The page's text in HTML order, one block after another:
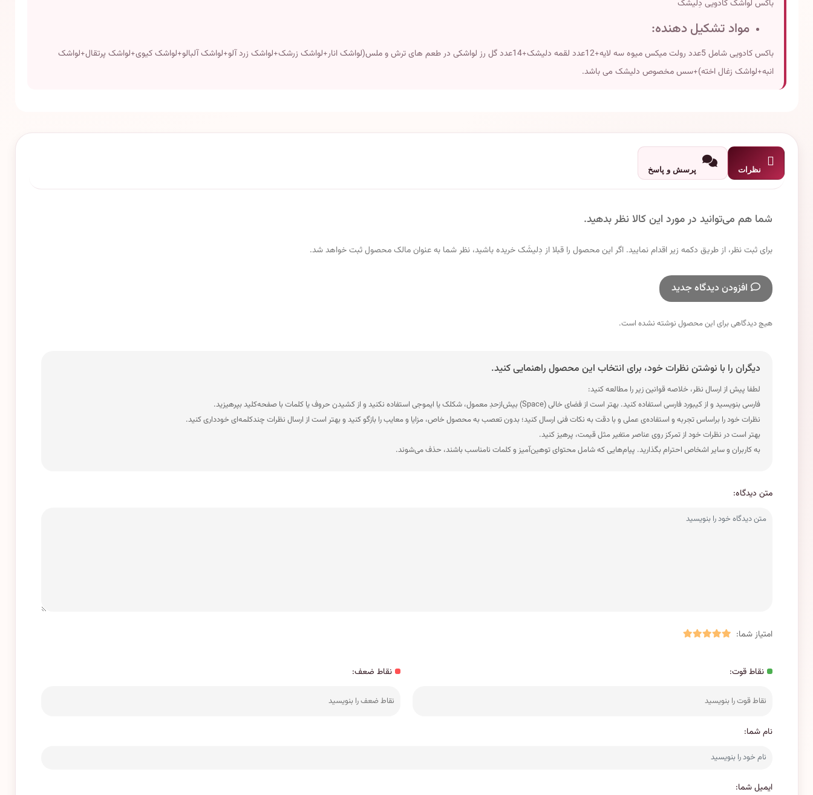
باکس لواشک کادویی دِلیشَک
مواد تشکیل دهنده:
باکس کادویی شامل 5عدد رولت میکس میوه سه لایه+12عدد لقمه دلیشک+14عدد گل رز لواشکی در طعم های ترش و ملس(لواشک انار+لواشک زرشک+لواشک زرد آلو+لواشک آلبالو+لواشک کیوی+لواشک پرتقال+لواشک
انبه+لواشک زغال اخته)+سس مخصوص دلیشک می باشد.
تاریخ انقضاء:دو
نظرات پرسش و پاسخ
شما هم می‌توانید در مورد این کالا نظر بدهید.
برای ثبت نظر، از طریق دکمه زیر اقدام نمایید. اگر این محصول را قبلا از دِلیشَک خریده باشید، نظر شما به عنوان مالک محصول ثبت خواهد شد.
افزودن دیدگاه جدید
هیچ دیدگاهی برای این محصول نوشته نشده است.
دیگران را با نوشتن نظرات خود، برای انتخاب این محصول راهنمایی کنید.
لطفا پیش از ارسال نظر، خلاصه قوانین زیر را مطالعه کنید:
فارسی بنویسید و از کیبورد فارسی استفاده کنید. بهتر است از فضای خالی (Space) بیش‌از‌حدِ معمول، شکلک یا ایموجی استفاده نکنید و از کشیدن حروف یا کلمات با صفحه‌کلید بپرهیزید.
نظرات خود را براساس تجربه و استفاده‌ی عملی و با دقت به نکات فنی ارسال کنید؛ بدون تعصب به محصول خاص، مزایا و معایب را بازگو کنید و بهتر است از ارسال نظرات چندکلمه‌‌ای خودداری کنید.
بهتر است در نظرات خود از تمرکز روی عناصر متغیر مثل قیمت، پرهیز کنید.
به کاربران و سایر اشخاص احترام بگذارید. پیام‌هایی که شامل محتوای توهین‌آمیز و کلمات نامناسب باشند، حذف می‌شوند.
متن دیدگاه:
امتیاز شما:
نقاط قوت: نقاط ضعف:
نام شما:
ایمیل شما: